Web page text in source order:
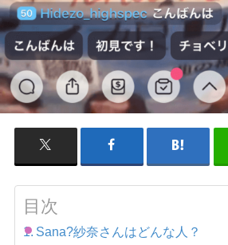
目次
Sana?紗奈さんはどんな人？